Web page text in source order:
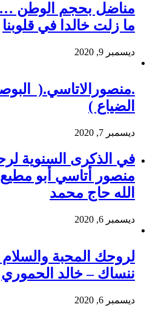
مناضل بحجم الوطن
ما زلت خالدا في قلوبنا
ديسمبر 9, 2020
.منصورالاتاسي.(
الضياع )
ديسمبر 7, 2020
في الذكرى السنوية
منصور أتاسي أبو
الله حاج محمد
ديسمبر 6, 2020
لروحك المحبة
ننساك – خالد الحموري
ديسمبر 6, 2020